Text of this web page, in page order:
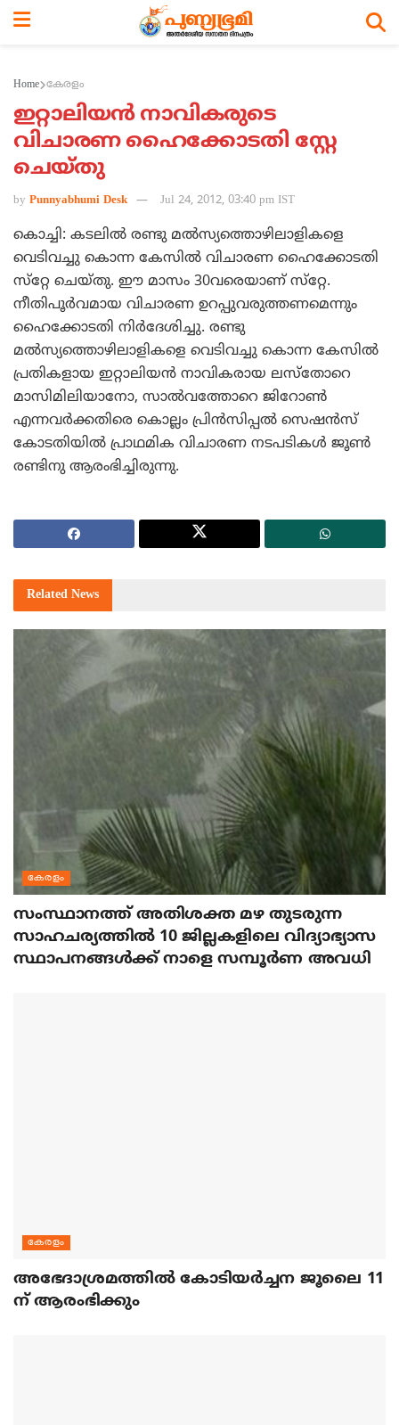
Home കേരളം
ഇറ്റാലിയന്‍ നാവികരുടെ
വിചാരണ ഹൈക്കോടതി സ്റ്റേ
ചെയ്തു
by Punnyabhumi Desk Jul 24, 2012, 03:40 pm IST
കൊച്ചി: കടലില്‍ രണ്ടു മല്‍സ്യത്തൊഴിലാളികളെ
വെടിവച്ചു കൊന്ന കേസില്‍ വിചാരണ ഹൈക്കോടതി
സ്‌റ്റേ ചെയ്തു. ഈ മാസം 30വരെയാണ് സ്‌റ്റേ.
നീതിപൂര്‍വമായ വിചാരണ ഉറപ്പുവരുത്തണമെന്നും
ഹൈക്കോടതി നിര്‍ദേശിച്ചു. രണ്ടു
മല്‍സ്യത്തൊഴിലാളികളെ വെടിവച്ചു കൊന്ന കേസില്‍
പ്രതികളായ ഇറ്റാലിയന്‍ നാവികരായ ലസ്‌തോറെ
മാസിമിലിയാനോ, സാല്‍വത്തോറെ ജിറോണ്‍
എന്നവര്‍ക്കതിരെ കൊല്ലം പ്രിന്‍സിപ്പല്‍ സെഷന്‍സ്
കോടതിയില്‍ പ്രാഥമിക വിചാരണ നടപടികള്‍ ജൂണ്‍
രണ്ടിനു ആരംഭിച്ചിരുന്നു.
Related News
കേരളം
സംസ്ഥാനത്ത് അതിശക്ത മഴ തുടരുന്ന
സാഹചര്യത്തിൽ 10 ജില്ലകളിലെ വിദ്യാഭ്യാസ
സ്ഥാപനങ്ങൾക്ക് നാളെ സമ്പൂർണ അവധി
കേരളം
അഭേദാശ്രമത്തില്‍ കോടിയര്‍ച്ചന ജൂലൈ 11
ന് ആരംഭിക്കും